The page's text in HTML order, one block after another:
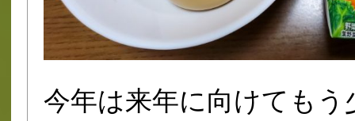
今年は来年に向けてもう